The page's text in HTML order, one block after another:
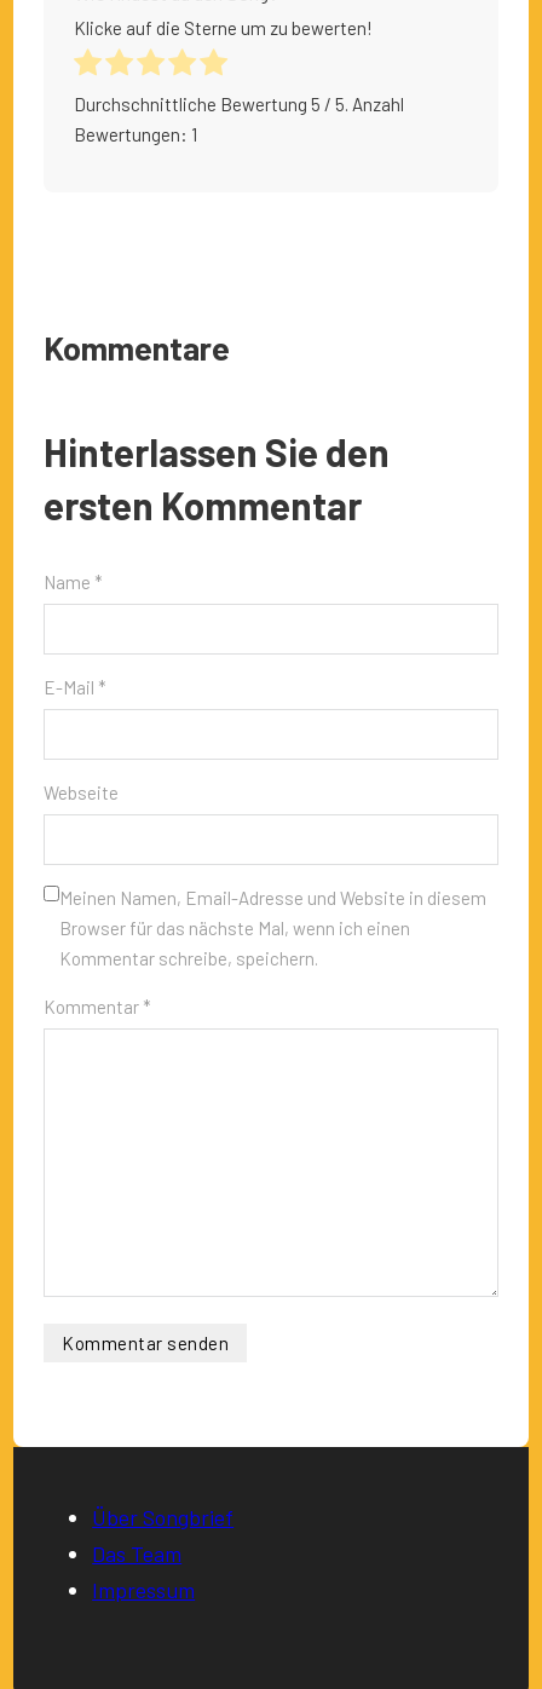
Klicke auf die Sterne um zu bewerten!
Durchschnittliche Bewertung5 / 5. Anzahl
Bewertungen: 1
Kommentare
Hinterlassen Sie den
ersten Kommentar
Name *
E-Mail *
Webseite
Meinen Namen, Email-Adresse und Website in diesem
Browser für das nächste Mal, wenn ich einen
Kommentar schreibe, speichern.
Kommentar *
Über Songbrief
Das Team
Impressum